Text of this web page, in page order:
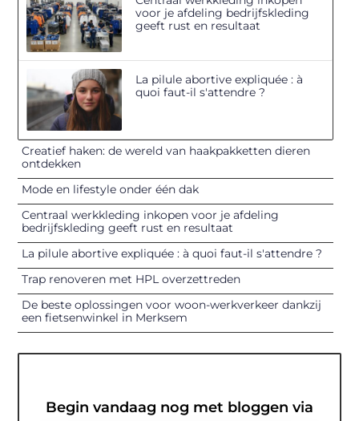
voor je afdeling bedrijfskleding
geeft rust en resultaat
La pilule abortive expliquée : à
quoi faut-il s'attendre ?
Creatief haken: de wereld van haakpakketten dieren
ontdekken
Mode en lifestyle onder één dak
Centraal werkkleding inkopen voor je afdeling
bedrijfskleding geeft rust en resultaat
La pilule abortive expliquée : à quoi faut-il s'attendre ?
Trap renoveren met HPL overzettreden
De beste oplossingen voor woon-werkverkeer dankzij
een fietsenwinkel in Merksem
Begin vandaag nog met bloggen via